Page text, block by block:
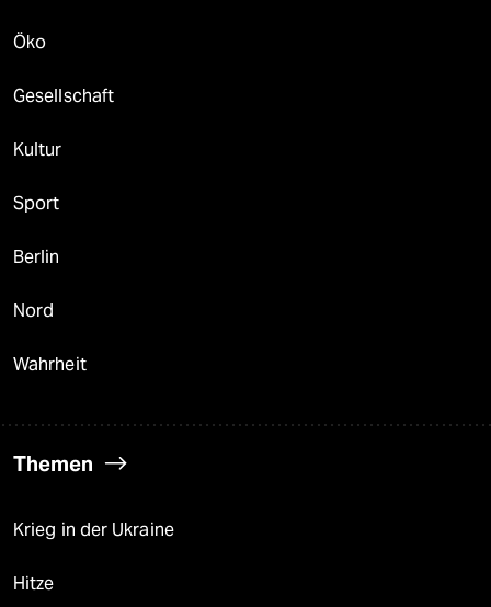
Öko
Gesellschaft
Kultur
Sport
Berlin
Nord
Wahrheit
Themen
Krieg in der Ukraine
Hitze